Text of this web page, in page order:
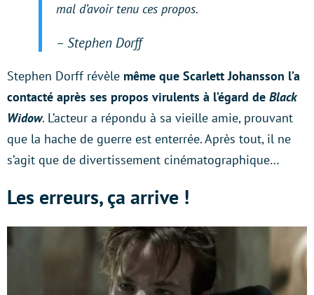
mal d’avoir tenu ces propos.
– Stephen Dorff
Stephen Dorff révèle même que Scarlett Johansson l’a
contacté après ses propos virulents à l’égard de Black
Widow. L’acteur a répondu à sa vieille amie, prouvant
que la hache de guerre est enterrée. Après tout, il ne
s’agit que de divertissement cinématographique…
Les erreurs, ça arrive !